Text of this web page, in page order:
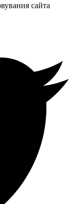
сайта